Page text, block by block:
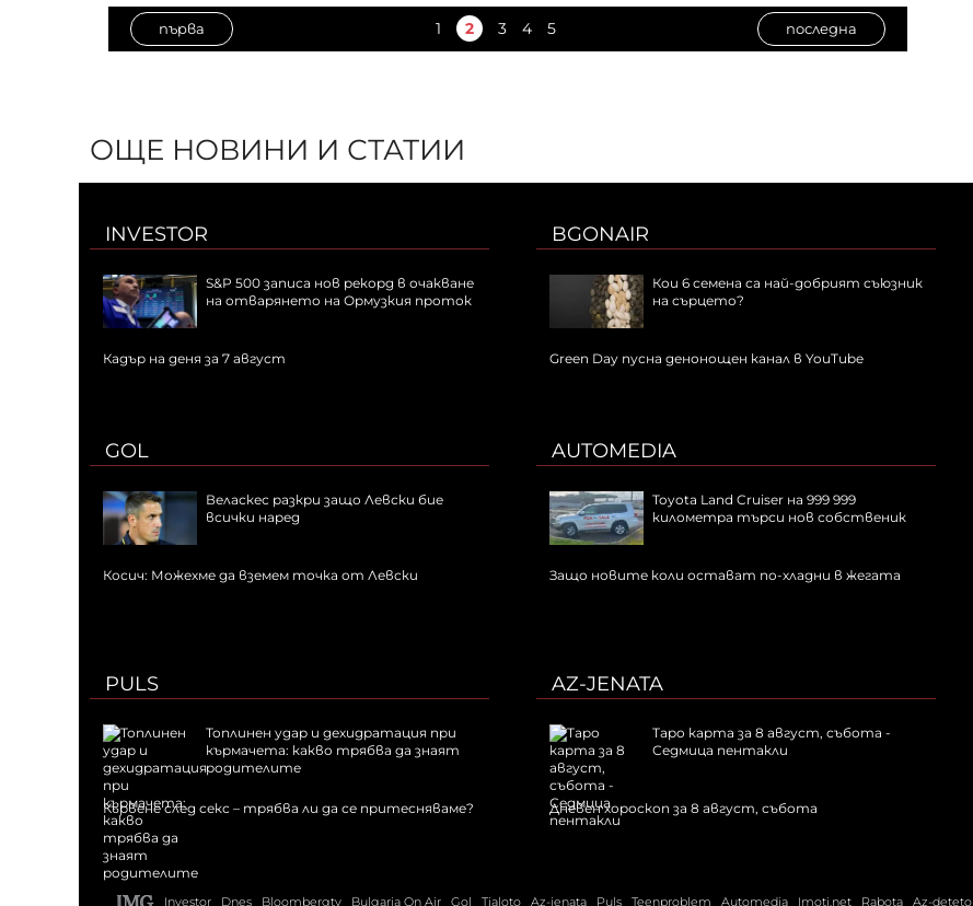
първа 1 2 3 4 5 последна
ОЩЕ НОВИНИ И СТАТИИ
INVESTOR
S&P 500 записа нов рекорд в очакване
на отварянето на Ормузкия проток
Кадър на деня за 7 август
BGONAIR
Кои 6 семена са най-добрият съюзник
на сърцето?
Green Day пусна денонощен канал в YouTube
GOL
Веласкес разкри защо Левски бие
всички наред
Косич: Можехме да вземем точка от Левски
AUTOMEDIA
Toyota Land Cruiser на 999 999
километра търси нов собственик
Защо новите коли остават по-хладни в жегата
PULS
Топлинен удар и дехидратация при
кърмачета: какво трябва да знаят
родителите
Кървене след секс – трябва ли да се притесняваме?
AZ-JENATA
Таро карта за 8 август, събота -
Седмица пентакли
Дневен хороскоп за 8 август, събота
Investor Dnes Bloombergtv Bulgaria On Air Gol Tialoto Az-jenata Puls Teenproblem Automedia Imoti.net Rabota Az-deteto